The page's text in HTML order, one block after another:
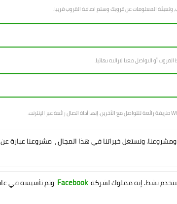
وتعبئة المعلومات عن قروبك وستم اصافة القروب قريبا.
أو التواصل معنا لازالته نهائيا.
ومشروعنا. ونستغل خبراتنا في هذا المجال ، مشروعنا عبارة عن
نشط. إنه مملوك لشركة Facebook